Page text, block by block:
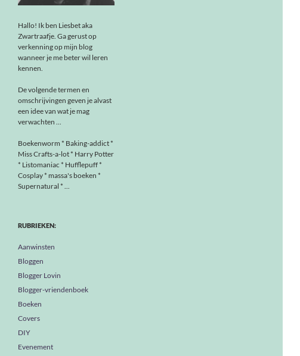
Hallo! Ik ben Liesbet aka
Zwartraafje. Ga gerust op
verkenning op mijn blog
wanneer je me beter wil leren
kennen.
De volgende termen en
omschrijvingen geven je alvast
een idee van wat je mag
verwachten ...
Boekenworm * Baking-addict *
Miss Crafts-a-lot * Harry Potter
* Listomaniac * Hufflepuff *
Cosplay * massa's boeken *
Supernatural * ...
RUBRIEKEN:
Aanwinsten
Bloggen
Blogger Lovin
Blogger-vriendenboek
Boeken
Covers
DIY
Evenement